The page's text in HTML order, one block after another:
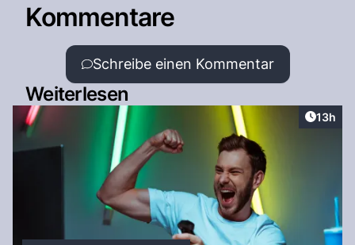
Kommentare
Schreibe einen Kommentar
Weiterlesen
Artikel
13h